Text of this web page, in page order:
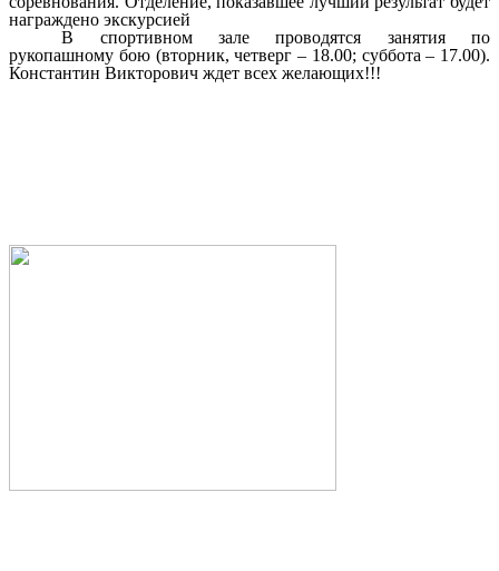
награждено экскурсией
В спортивном зале проводятся занятия по
рукопашному бою (вторник, четверг – 18.00; суббота – 17.00).
Константин Викторович ждет всех желающих!!!